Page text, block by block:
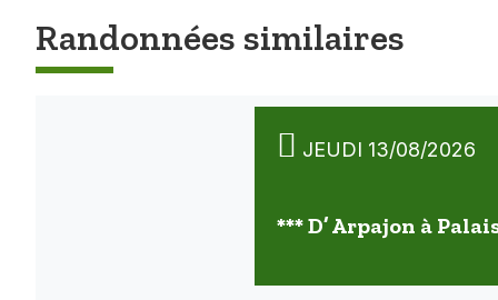
Randonnées similaires
JEUDI 13/08/2026
*** D’ Arpajon à